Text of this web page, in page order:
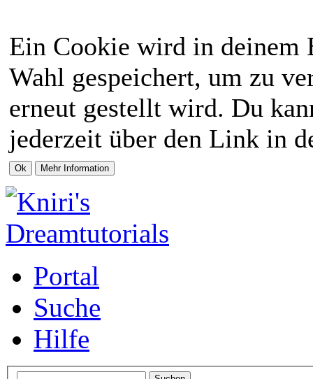
Ein Cookie wird in deinem
Wahl gespeichert, um zu
erneut gestellt wird. Du
jederzeit über den Link in
Portal
Suche
Hilfe